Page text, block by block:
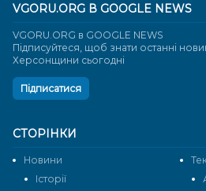
СТОРІНКИ
Новини
Історії
VGORU.ORG В GOOGLE NEWS
VGORU.ORG в GOOGLE NEWS
Підписуйтеся, щоб знати останні
Херсонщини сьогодні
Підписатися